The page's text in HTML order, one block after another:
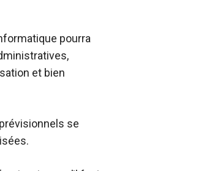
pourra
et bien
se